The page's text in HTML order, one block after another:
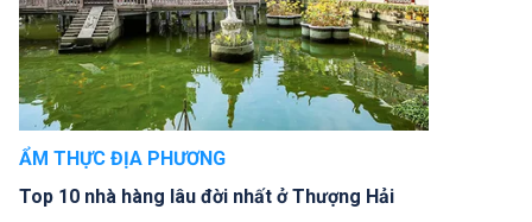
ẨM THỰC ĐỊA PHƯƠNG
Top 10 nhà hàng lâu đời nhất ở Thượng Hải